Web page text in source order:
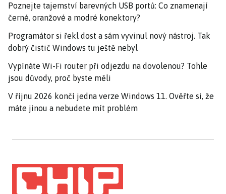
Poznejte tajemství barevných USB portů: Co znamenají
černé, oranžové a modré konektory?
Programátor si řekl dost a sám vyvinul nový nástroj. Tak
dobrý čistič Windows tu ještě nebyl
Vypínáte Wi-Fi router při odjezdu na dovolenou? Tohle
jsou důvody, proč byste měli
V říjnu 2026 končí jedna verze Windows 11. Ověřte si, že
máte jinou a nebudete mít problém